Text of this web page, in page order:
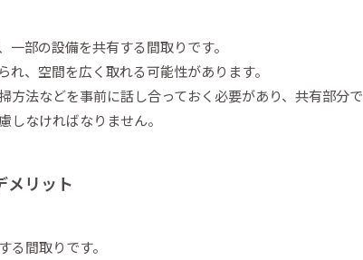
部の設備を共有する間取りです。
、空間を広く取れる可能性があります。
方法などを事前に話し合っておく必要があり、共有部分で
しなければなりません。
メリット
る間取りです。